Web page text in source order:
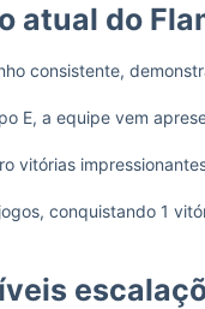
atual do
consistente,
E, a equipe vem
vitórias
conquistando 1